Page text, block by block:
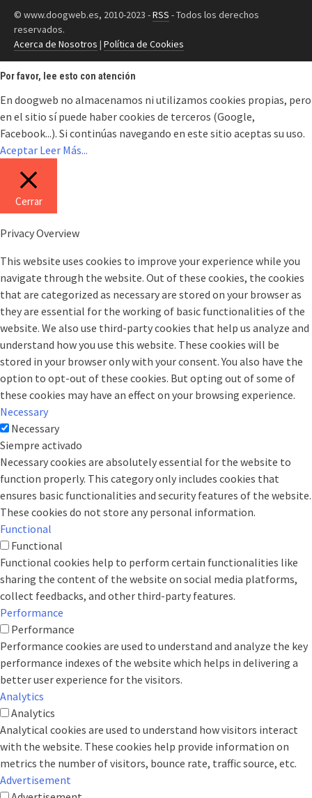
© www.doogweb.es, 2010-2023 -RSS - Todos los derechos
reservados.
Acerca de Nosotros | Política de Cookies
Por favor, lee esto con atención
En doogweb no almacenamos ni utilizamos cookies propias, pero
en el sitio sí puede haber cookies de terceros (Google,
Facebook...). Si continúas navegando en este sitio aceptas su uso.
Aceptar Leer Más...
Cerrar
Privacy Overview
This website uses cookies to improve your experience while you
navigate through the website. Out of these cookies, the cookies
that are categorized as necessary are stored on your browser as
they are essential for the working of basic functionalities of the
website. We also use third-party cookies that help us analyze and
understand how you use this website. These cookies will be
stored in your browser only with your consent. You also have the
option to opt-out of these cookies. But opting out of some of
these cookies may have an effect on your browsing experience.
Necessary
Necessary
Siempre activado
Necessary cookies are absolutely essential for the website to
function properly. This category only includes cookies that
ensures basic functionalities and security features of the website.
These cookies do not store any personal information.
Functional
Functional
Functional cookies help to perform certain functionalities like
sharing the content of the website on social media platforms,
collect feedbacks, and other third-party features.
Performance
Performance
Performance cookies are used to understand and analyze the key
performance indexes of the website which helps in delivering a
better user experience for the visitors.
Analytics
Analytics
Analytical cookies are used to understand how visitors interact
with the website. These cookies help provide information on
metrics the number of visitors, bounce rate, traffic source, etc.
Advertisement